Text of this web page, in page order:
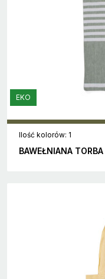
EKO
Ilość kolorów: 1
BAWEŁNIANA